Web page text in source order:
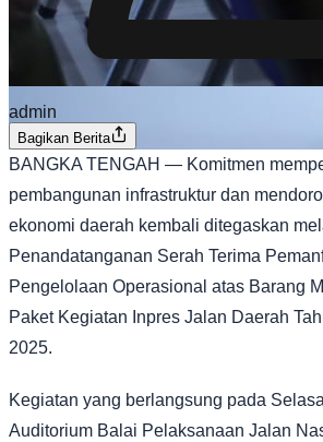
admin
Bagikan Berita
BANGKA TENGAH — Komitmen
pembangunan infrastruktur dan
ekonomi daerah kembali ditegaskan
Penandatanganan Serah Terima
Pengelolaan Operasional atas Barang
Paket Kegiatan Inpres Jalan Daerah
2025.
Kegiatan yang berlangsung pada
Auditorium Balai Pelaksanaan Jalan